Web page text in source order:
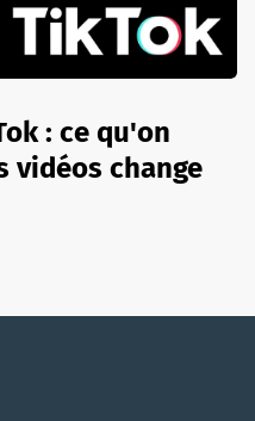
: ce qu'on
vidéos change